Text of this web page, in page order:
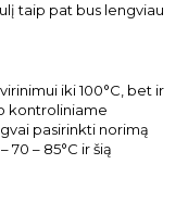
taip pat bus lengviau
iki 100°C, bet ir
kontroliniame
pasirinkti norimą
70 – 85°C ir šią